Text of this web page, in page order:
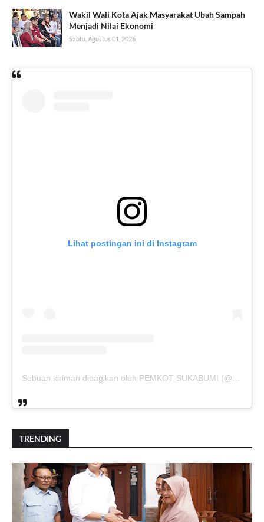
Wakil Wali Kota Ajak Masyarakat Ubah Sampah
Menjadi Nilai Ekonomi
Sabtu, Agustus 01, 2026
Lihat postingan ini di Instagram
Sebuah kiriman dibagikan oleh PEMKOT SUKABUMI (@pemkotsukabumi_)
TRENDING